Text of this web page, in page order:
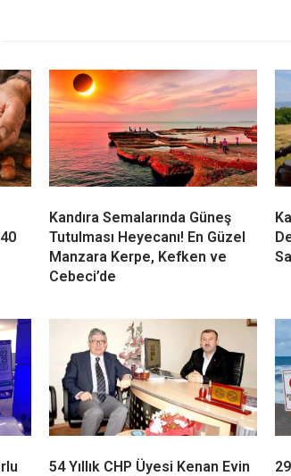
Kandıra Semalarında Güneş
Tutulması Heyecanı! En Güzel
Manzara Kerpe, Kefken ve
Cebeci’de
54 Yıllık CHP Üyesi Kenan Evin